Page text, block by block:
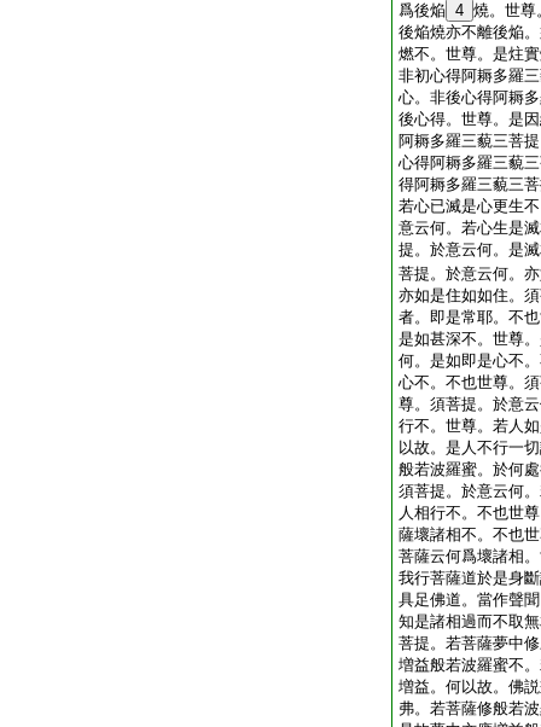
爲後焔 4 燒。世尊
後焔燒亦不離後焔
燃不。世尊。是炷
非初心得阿耨多羅
心。非後心得阿耨
後心得。世尊。是
阿耨多羅三藐三菩
心得阿耨多羅三藐
得阿耨多羅三藐三
若心已滅是心更生
意云何。若心生是
提。於意云何。是
菩提。於意云何。
亦如是住如如住。
者。即是常耶。不
是如甚深不。世尊
何。是如即是心不
心不。不也世尊。
尊。須菩提。於意
行不。世尊。若人
以故。是人不行一
般若波羅蜜。於何
須菩提。於意云何
人相行不。不也世
薩壞諸相不。不也
菩薩云何爲壞諸相
我行菩薩道於是身
具足佛道。當作聲
知是諸相過而不取
菩提。若菩薩夢中
増益般若波羅蜜不
増益。何以故。佛
弗。若菩薩修般若